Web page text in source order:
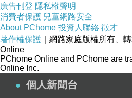
廣告刊登 隱私權聲明
消費者保護 兒童網路安全
About PChome 投資人聯絡 徵才
著作權保護 ｜網路家庭版權所有、
Online
PChome Online and PChome are
Online Inc.
個人新聞台